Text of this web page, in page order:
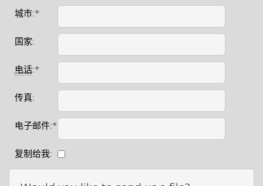
城市:*
国家:
电话:*
传真:
电子邮件:*
复制给我: